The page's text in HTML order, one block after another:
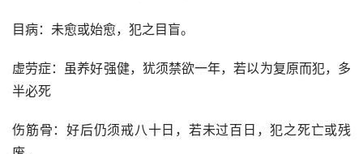
目病：未愈或始愈，犯之目盲。
虚劳症：虽养好强健，犹须禁欲一年，若以为复原而犯，多
半必死
伤筋骨：好后仍须戒八十日，若未过百日，犯之死亡或残